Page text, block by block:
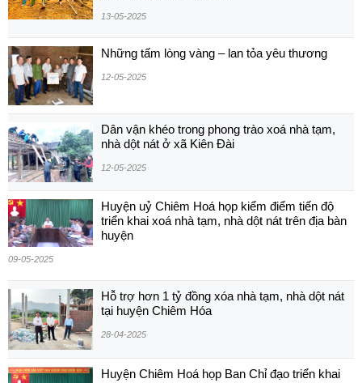
13-05-2025
Những tấm lòng vàng – lan tỏa yêu thương
12-05-2025
Dân vận khéo trong phong trào xoá nhà tạm,
nhà dột nát ở xã Kiên Đài
12-05-2025
Huyện uỷ Chiêm Hoá họp kiểm điểm tiến độ
triển khai xoá nhà tạm, nhà dột nát trên địa bàn
huyện
09-05-2025
Hỗ trợ hơn 1 tỷ đồng xóa nhà tạm, nhà dột nát
tại huyện Chiêm Hóa
28-04-2025
Huyện Chiêm Hoá họp Ban Chỉ đạo triển khai